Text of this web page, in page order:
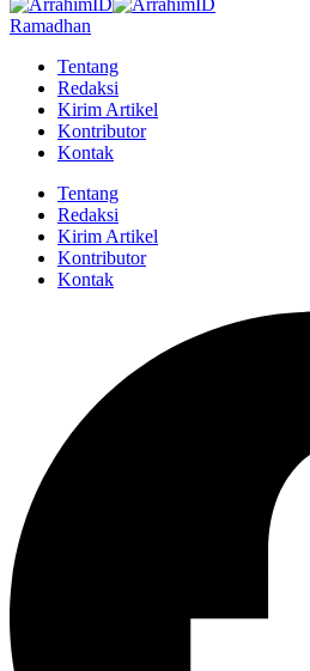
Ramadhan
Tentang
Redaksi
Kirim Artikel
Kontributor
Kontak
Tentang
Redaksi
Kirim Artikel
Kontributor
Kontak